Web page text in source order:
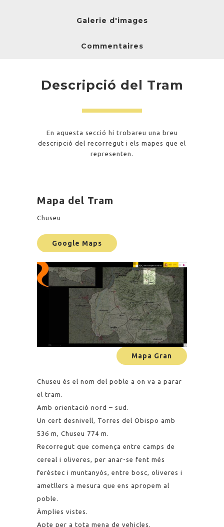
Galerie d'images
Commentaires
Descripció del Tram
En aquesta secció hi trobareu una breu
descripció del recorregut i els mapes que el
representen.
Mapa del Tram
Chuseu
Google Maps
Mapa Gran
Chuseu és el nom del poble a on va a parar
el tram.
Amb orientació nord – sud.
Un cert desnivell, Torres del Obispo amb
536 m, Chuseu 774 m.
Recorregut que comença entre camps de
cereal i oliveres, per anar-se fent més
ferèstec i muntanyós, entre bosc, oliveres i
ametllers a mesura que ens apropem al
poble.
Àmplies vistes.
Apte per a tota mena de vehicles.